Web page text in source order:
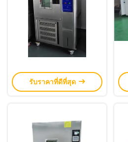
รับราคาที่ดีที่สุด